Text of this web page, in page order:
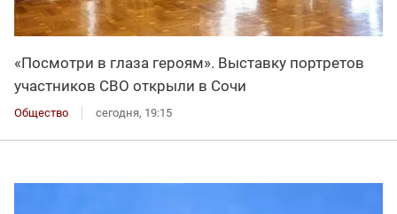
«Посмотри в глаза героям». Выставку портретов
участников СВО открыли в Сочи
Общество сегодня, 19:15